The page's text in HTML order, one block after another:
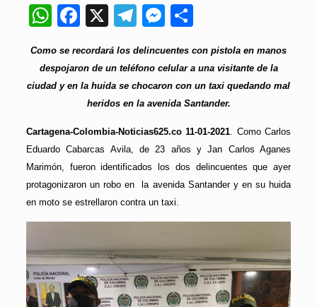
WhatsApp
Facebook
X Telegram
Messenger
Compartir
Como se recordará los delincuentes con pistola en manos
despojaron de un teléfono celular a una visitante de la
ciudad y en la huida se chocaron con un taxi quedando mal
heridos en la avenida Santander.
Cartagena-Colombia-Noticias625.co 11-01-2021 . Como Carlos
Eduardo Cabarcas Avila, de 23 años y Jan Carlos Aganes
Marimón, fueron identificados los dos delincuentes que ayer
protagonizaron un robo en la avenida Santander y en su huida
en moto se estrellaron contra un taxi.